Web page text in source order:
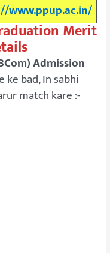
www.ppup.ac.in/
Merit
Admission
ke bad, In sabhi
match kare :-